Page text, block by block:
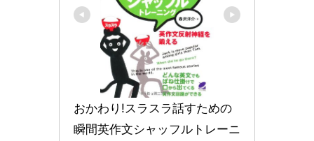
おかわり!スラスラ話すための
瞬間英作文シャッフルトレーニ